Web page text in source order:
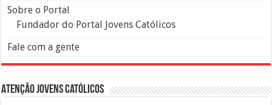
Sobre o Portal
Fundador do Portal Jovens Católicos
Fale com a gente
Atenção Jovens Católicos